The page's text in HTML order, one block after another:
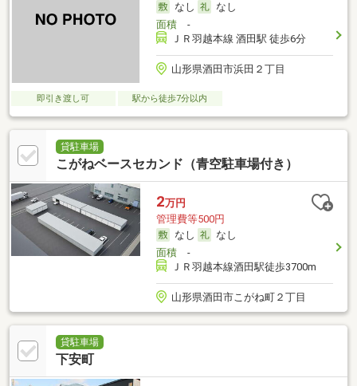
なし
なし
面積-
ＪＲ羽越本線 酒田駅 徒歩6分
山形県酒田市浜田２丁目
即引き渡し可 駅から徒歩7分以内
貸駐車場
こがねベースセカンド（青空駐車場付き）
2万円
管理費等500円
なし
なし
面積-
ＪＲ羽越本線酒田駅徒歩3700m
山形県酒田市こがね町２丁目
貸駐車場
下安町